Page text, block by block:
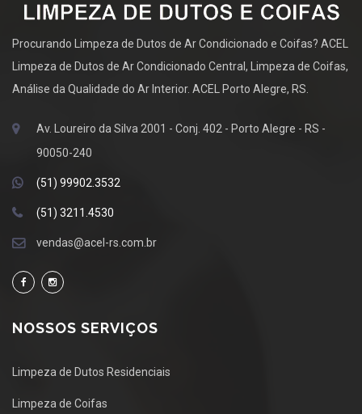
Procurando Limpeza de Dutos de Ar Condicionado e Coifas? ACEL
Limpeza de Dutos de Ar Condicionado Central, Limpeza de Coifas,
Análise da Qualidade do Ar Interior. ACEL Porto Alegre, RS.
Av. Loureiro da Silva 2001 - Conj. 402 - Porto Alegre - RS -
90050-240
(51) 99902.3532
(51) 3211.4530
vendas@acel-rs.com.br
NOSSOS SERVIÇOS
Limpeza de Dutos Residenciais
Limpeza de Coifas